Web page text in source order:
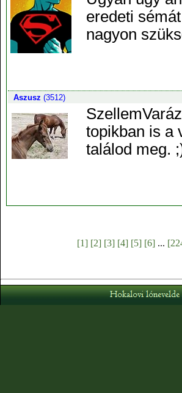
eredeti
nagyon
Aszusz (3512)
topikban is a
találod meg.
[1] [2] [3] [4] [5] [6] ...